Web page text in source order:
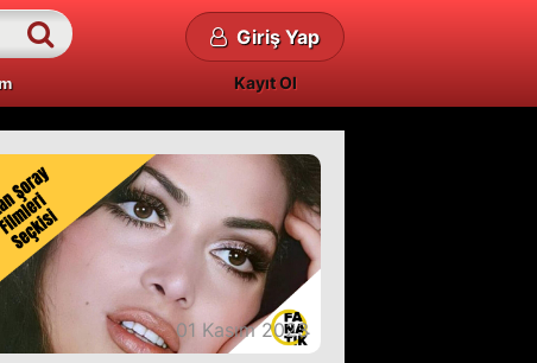
Giriş Yap
Kayıt Ol
01 Kasım 2023